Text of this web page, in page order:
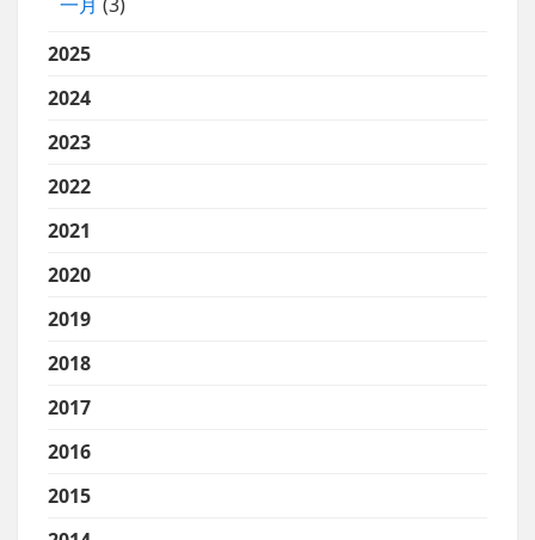
2025
2024
2023
2022
2021
2020
2019
2018
2017
2016
2015